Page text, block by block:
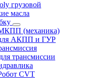
грузовой
масла
(механика)
АКПП и ГУР
трансмиссии
CVT